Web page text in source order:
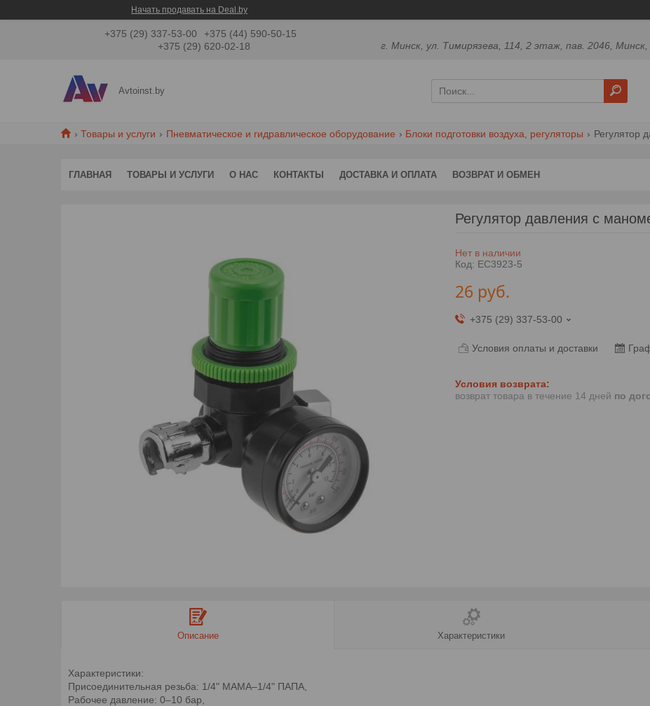
Начать продавать на Deal.by
+375 (29) 337-53-00
+375 (44) 590-50-15
+375 (29) 620-02-18
г. Минск, ул. Тимирязева, 114, 2 этаж, пав. 2046, Минск,
Avtoinst.by
Товары и услуги Пневматическое и гидравлическое оборудование Блоки подготовки воздуха, регуляторы Регулятор
ГЛАВНАЯ ТОВАРЫ И УСЛУГИ О НАС КОНТАКТЫ ДОСТАВКА И ОПЛАТА ВОЗВРАТ И ОБМЕН
Регулятор давления с
Нет в наличии
Код: EC3923-5
26 руб.
+375 (29) 337-53-00
Условия оплаты и доставки
возврат товара в течение 14 дней по
Описание Характеристики
Характеристики:
Присоединительная резьба: 1/4" МАМА–1/4" ПАПА,
Рабочее давление: 0–10 бар,